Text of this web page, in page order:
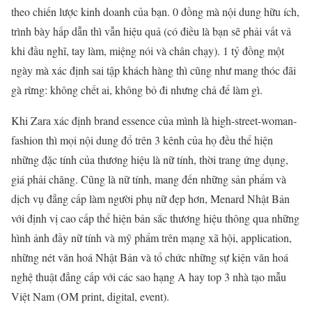
theo chiến lược kinh doanh của bạn. 0 đồng mà nội dung hữu ích,
trình bày hấp dẫn thì vẫn hiệu quả (có điều là bạn sẽ phải vất vả
khi đầu nghĩ, tay làm, miệng nói và chân chạy). 1 tỷ đồng một
ngày mà xác định sai tập khách hàng thì cũng như mang thóc đãi
gà rừng: không chết ai, không bỏ đi nhưng chả để làm gì.
Khi Zara xác định brand essence của mình là high-street-woman-
fashion thì mọi nội dung đổ trên 3 kênh của họ đều thể hiện
những đặc tính của thương hiệu là nữ tính, thời trang ứng dụng,
giá phải chăng. Cũng là nữ tính, mang đến những sản phẩm và
dịch vụ đẳng cấp làm người phụ nữ đẹp hơn, Menard Nhật Bản
với định vị cao cấp thể hiện bản sắc thương hiệu thông qua những
hình ảnh đầy nữ tính và mỹ phẩm trên mạng xã hội, application,
những nét văn hoá Nhật Bản và tổ chức những sự kiện văn hoá
nghệ thuật đẳng cấp với các sao hạng A hay top 3 nhà tạo mẫu
Việt Nam (OM print, digital, event).